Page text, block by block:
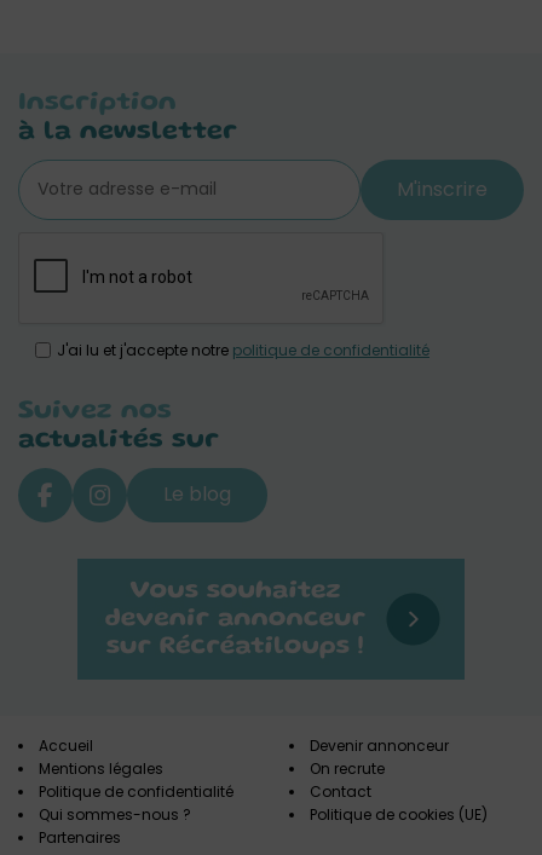
Inscription
à la newsletter
M'inscrire
J'ai lu et j'accepte notre politique de confidentialité
Suivez nos
actualités sur
Le blog
Accueil
Mentions légales
Politique de confidentialité
Qui sommes-nous ?
Partenaires
Devenir annonceur
On recrute
Contact
Politique de cookies (UE)